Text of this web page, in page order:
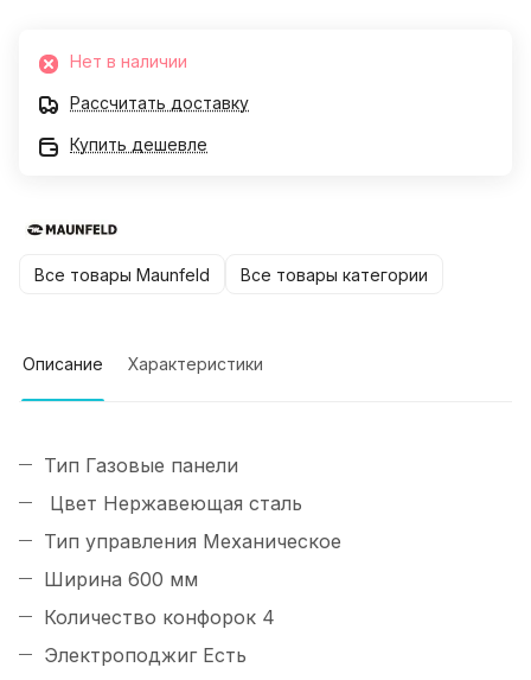
Нет в наличии
Рассчитать доставку
Купить дешевле
Все товары Maunfeld Все товары категории
Описание Характеристики
Тип Газовые панели
Цвет Нержавеющая сталь
Тип управления Механическое
Ширина 600 мм
Количество конфорок 4
Электроподжиг Есть